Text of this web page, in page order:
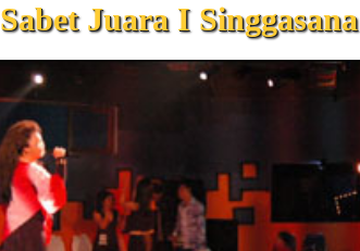
Juara I